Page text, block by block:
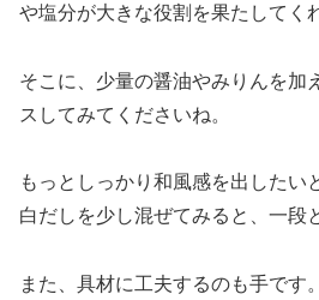
や塩分が大きな役割を果たしてく
そこに、少量の醤油やみりんを加
スしてみてくださいね。
もっとしっかり和風感を出したい
白だしを少し混ぜてみると、一段
また、具材に工夫するのも手です。